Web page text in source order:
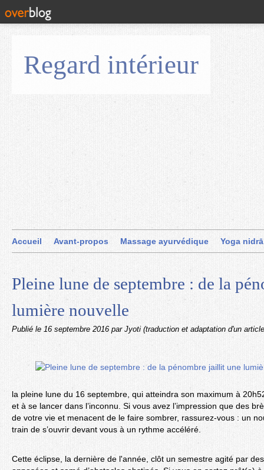
Regard intérieur
Accueil Avant-propos Massage ayurvédique Yoga nidrā
Pleine lune de septembre : de la
lumière nouvelle
Publié le 16 septembre 2016 par Jyoti (traduction et adaptation d'un
la pleine lune du 16 septembre, qui atteindra son maximum à
et à se lancer dans l’inconnu. Si vous avez l’impression que des
de votre vie et menacent de le faire sombrer, rassurez-vous : un
train de s’ouvrir devant vous à un rythme accéléré.
Cette éclipse, la dernière de l'année, clôt un semestre agité par